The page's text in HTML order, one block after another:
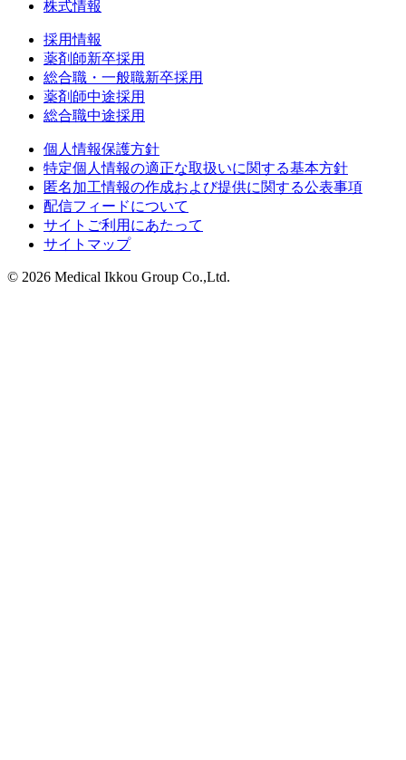
株式情報
採用情報
薬剤師新卒採用
総合職・一般職新卒採用
薬剤師中途採用
総合職中途採用
個人情報保護方針
特定個人情報の適正な取扱いに関する基本方針
匿名加工情報の作成および提供に関する公表事項
配信フィードについて
サイトご利用にあたって
サイトマップ
© 2026 Medical Ikkou Group Co.,Ltd.